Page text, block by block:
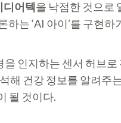
디어텍을 낙점한 것으로
는 ‘AI 아이’를 구현
인지하는 센서 허브
해 건강 정보를 알려주
될 것이다.